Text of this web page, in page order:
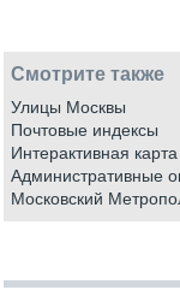
Смотрите также
Улицы Москвы
Почтовые индексы
Интерактивная
Административные
Московский